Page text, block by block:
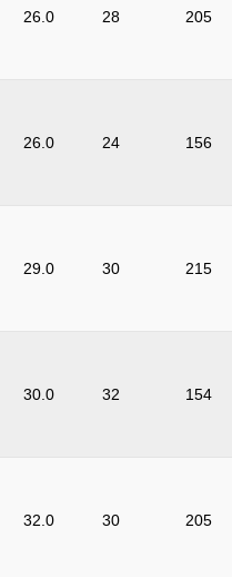
26.0 28 205
26.0 24 156
29.0 30 215
30.0 32 154
32.0 30 205